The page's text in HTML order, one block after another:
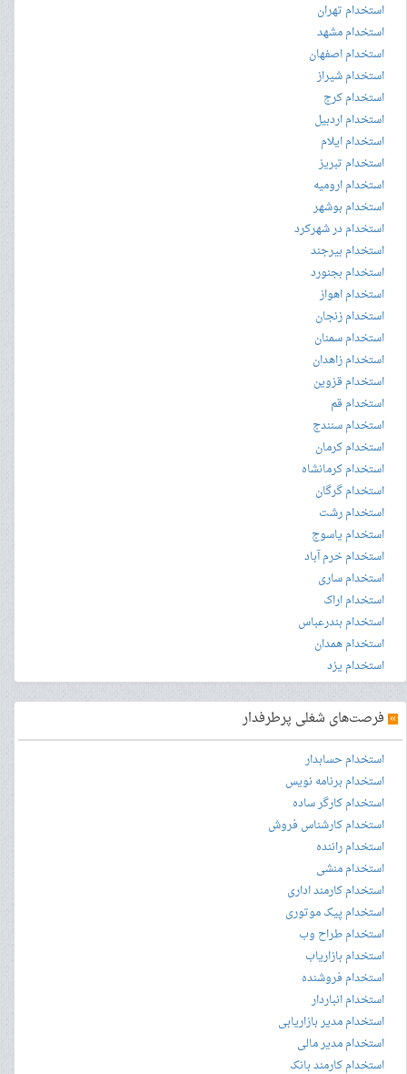
استخدام تهران
استخدام مشهد
استخدام اصفهان
استخدام شیراز
استخدام کرج
استخدام اردبیل
استخدام ایلام
استخدام تبریز
استخدام ارومیه
استخدام بوشهر
استخدام در شهرکرد
استخدام بیرجند
استخدام بجنورد
استخدام اهواز
استخدام زنجان
استخدام سمنان
استخدام زاهدان
استخدام قزوین
استخدام قم
استخدام سنندج
استخدام کرمان
استخدام کرمانشاه
استخدام گرگان
استخدام رشت
استخدام یاسوج
استخدام خرم آباد
استخدام ساری
استخدام اراک
استخدام بندرعباس
استخدام همدان
استخدام یزد
» فرصت‌های شغلی پرطرفدار
استخدام حسابدار
استخدام برنامه نویس
استخدام کارگر ساده
استخدام کارشناس فروش
استخدام راننده
استخدام منشی
استخدام کارمند اداری
استخدام پیک موتوری
استخدام طراح وب
استخدام بازاریاب
استخدام فروشنده
استخدام انباردار
استخدام مدیر بازاریابی
استخدام مدیر مالی
استخدام کارمند بانک